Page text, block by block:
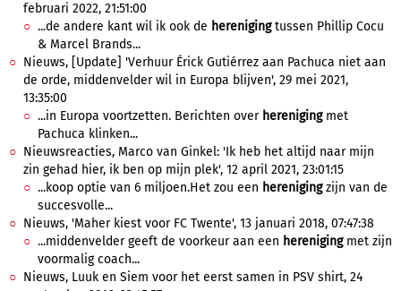
februari 2022, 21:51:00
...de andere kant wil ik ook de herenigingtussen Phillip Cocu
& Marcel Brands...
Nieuws, [Update] 'Verhuur Érick Gutiérrez aan Pachuca niet aan
de orde, middenvelder wil in Europa blijven', 29 mei 2021,
13:35:00
...in Europa voortzetten. Berichten over herenigingmet
Pachuca klinken...
Nieuwsreacties, Marco van Ginkel: 'Ik heb het altijd naar mijn
zin gehad hier, ik ben op mijn plek', 12 april 2021, 23:01:15
...koop optie van 6 miljoen.Het zou een herenigingzijn van de
succesvolle...
Nieuws, 'Maher kiest voor FC Twente', 13 januari 2018, 07:47:38
...middenvelder geeft de voorkeur aan een herenigingmet zijn
voormalig coach...
Nieuws, Luuk en Siem voor het eerst samen in PSV shirt, 24